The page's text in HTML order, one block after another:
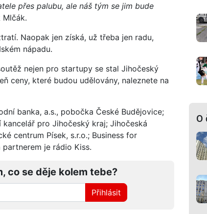
přes palubu, ale náš tým se jim bude
Naopak jen získá, už třeba jen radu,
nápadu.
nejen pro startupy se stal Jihočeský
ceny, které budou udělovány, naleznete na
banka, a.s., pobočka České Budějovice;
kancelář pro Jihočeský kraj; Jihočeská
centrum Písek, s.r.o.; Business for
je rádio Kiss.
co se děje kolem tebe?
Přihlásit
O